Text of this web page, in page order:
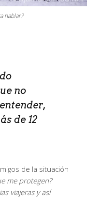
hablar?
no
de 12
de la situación
me protegen?
viajeras y así